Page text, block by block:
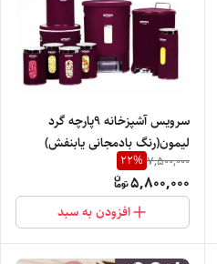
سرویس آشپزخانه ۹پارچه گرد
لیمون(رنگ بادمجانی یابنفش)
7,500,000
22%
5,800,000
افزودن به سبد